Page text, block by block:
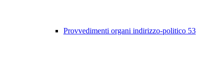
Provvedimenti organi indirizzo-politico 53